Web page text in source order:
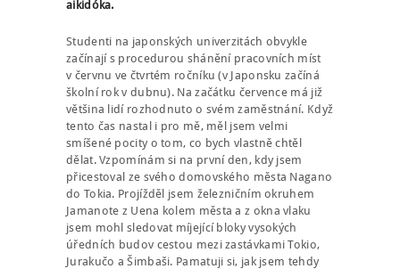
aikidóka.
Studenti na japonských univerzitách obvykle
začínají s procedurou shánění pracovních míst
v červnu ve čtvrtém ročníku (v Japonsku začíná
školní rok v dubnu). Na začátku července má již
většina lidí rozhodnuto o svém zaměstnání. Když
tento čas nastal i pro mě, měl jsem velmi
smíšené pocity o tom, co bych vlastně chtěl
dělat. Vzpomínám si na první den, kdy jsem
přicestoval ze svého domovského města Nagano
do Tokia. Projížděl jsem železničním okruhem
Jamanote z Uena kolem města a z okna vlaku
jsem mohl sledovat míjející bloky vysokých
úředních budov cestou mezi zastávkami Tokio,
Jurakučo a Šimbaši. Pamatuji si, jak jsem tehdy